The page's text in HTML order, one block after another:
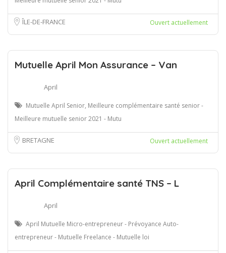
ÎLE-DE-FRANCE Ouvert actuellement
Mutuelle April Mon Assurance – Van
April
Mutuelle April Senior, Meilleure complémentaire santé senior -
Meilleure mutuelle senior 2021 - Mutu
BRETAGNE Ouvert actuellement
April Complémentaire santé TNS – L
April
April Mutuelle Micro-entrepreneur - Prévoyance Auto-
entrepreneur - Mutuelle Freelance - Mutuelle loi